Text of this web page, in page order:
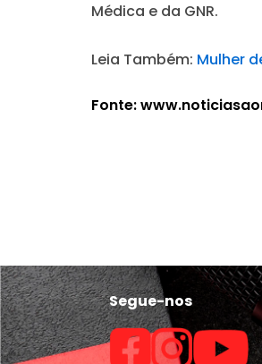
Médica e da GNR.
Leia Também: Mulher
Fonte:
Segue-nos